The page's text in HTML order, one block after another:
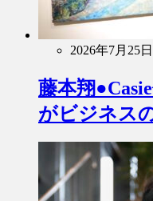
2026年7月25日
藤本翔
がビジネス